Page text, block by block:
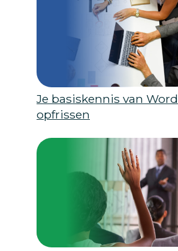
Je basiskennis van Word
opfrissen